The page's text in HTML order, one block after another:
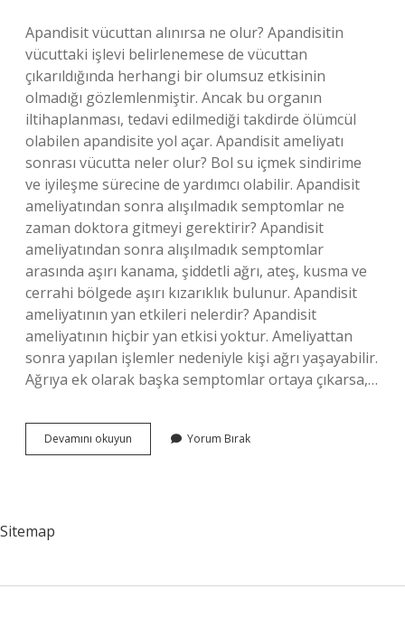
Apandisit vücuttan alınırsa ne olur? Apandisitin
vücuttaki işlevi belirlenemese de vücuttan
çıkarıldığında herhangi bir olumsuz etkisinin
olmadığı gözlemlenmiştir. Ancak bu organın
iltihaplanması, tedavi edilmediği takdirde ölümcül
olabilen apandisite yol açar. Apandisit ameliyatı
sonrası vücutta neler olur? Bol su içmek sindirime
ve iyileşme sürecine de yardımcı olabilir. Apandisit
ameliyatından sonra alışılmadık semptomlar ne
zaman doktora gitmeyi gerektirir? Apandisit
ameliyatından sonra alışılmadık semptomlar
arasında aşırı kanama, şiddetli ağrı, ateş, kusma ve
cerrahi bölgede aşırı kızarıklık bulunur. Apandisit
ameliyatının yan etkileri nelerdir? Apandisit
ameliyatının hiçbir yan etkisi yoktur. Ameliyattan
sonra yapılan işlemler nedeniyle kişi ağrı yaşayabilir.
Ağrıya ek olarak başka semptomlar ortaya çıkarsa,…
Devamını okuyun Apandisit
Alındıktan
Yorum Bırak
Sitemap